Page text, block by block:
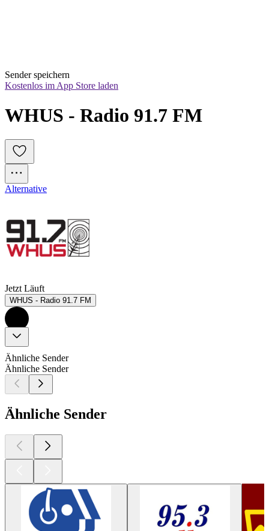
Sender speichern
Kostenlos im App Store laden
WHUS - Radio 91.7 FM
Alternative
Jetzt Läuft
WHUS - Radio 91.7 FM
Ähnliche Sender
Ähnliche Sender
Ähnliche Sender